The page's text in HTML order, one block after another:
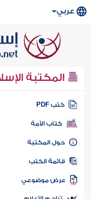
عربي
المكتبة
كتب PDF
كتاب الأمة
المكتبة
الكتب